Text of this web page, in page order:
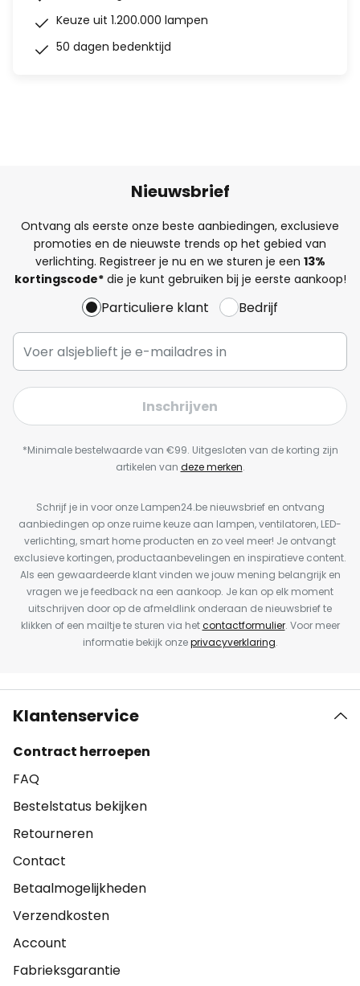
Keuze uit 1.200.000 lampen
50 dagen bedenktijd
Nieuwsbrief
Ontvang als eerste onze beste aanbiedingen, exclusieve
promoties en de nieuwste trends op het gebied van
verlichting. Registreer je nu en we sturen je een 13%
kortingscode*die je kunt gebruiken bij je eerste aankoop!
Particuliere klant Bedrijf
Inschrijven
*Minimale bestelwaarde van €99. Uitgesloten van de korting zijn
artikelen van deze merken.
Schrijf je in voor onze Lampen24.be nieuwsbrief en ontvang
aanbiedingen op onze ruime keuze aan lampen, ventilatoren, LED-
verlichting, smart home producten en zo veel meer! Je ontvangt
exclusieve kortingen, productaanbevelingen en inspiratieve content.
Als een gewaardeerde klant vinden we jouw mening belangrijk en
vragen we je feedback na een aankoop. Je kan op elk moment
uitschrijven door op de afmeldlink onderaan de nieuwsbrief te
klikken of een mailtje te sturen via hetcontactformulier. Voor meer
informatie bekijk onzeprivacyverklaring.
Klantenservice
Contract herroepen
FAQ
Bestelstatus bekijken
Retourneren
Contact
Betaalmogelijkheden
Verzendkosten
Account
Fabrieksgarantie